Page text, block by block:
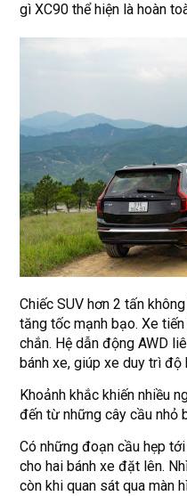
gì XC90 thể hiện là hoàn
Chiếc SUV hơn 2 tấn
tăng tốc mạnh bạo. Xe
chắn. Hệ dẫn động AWD
bánh xe, giúp xe duy trì
Khoảnh khắc khiến nhiều
đến từ những cây cầu nhỏ
Có những đoạn cầu hẹp
cho hai bánh xe đặt lên.
còn khi quan sát qua màn